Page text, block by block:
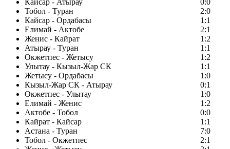
Кайсар - Атырау
0:0
Тобол - Туран
2:0
Кайсар - Ордабасы
1:1
Елимай - Актобе
2:1
Женис - Кайрат
1:2
Атырау - Туран
1:1
Окжетпес - Жетысу
1:2
Улытау - Кызыл-Жар СК
1:1
Жетысу - Ордабасы
1:0
Кызыл-Жар СК - Атырау
0:1
Окжетпес - Улытау
1:0
Елимай - Женис
1:2
Актобе - Тобол
0:0
Кайрат - Кайсар
1:1
Астана - Туран
7:0
Тобол - Окжетпес
2:1